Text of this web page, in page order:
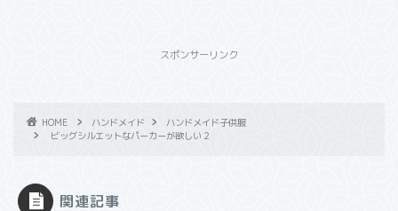
スポンサーリンク
HOME ハンドメイド
ハンドメイド子供服
ビッグシルエットなパーカーが欲しい２
関連記事